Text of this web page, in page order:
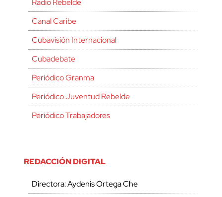
Radio Rebelde
Canal Caribe
Cubavisión Internacional
Cubadebate
Periódico Granma
Periódico Juventud Rebelde
Periódico Trabajadores
REDACCIÓN DIGITAL
Directora: Aydenis Ortega Che